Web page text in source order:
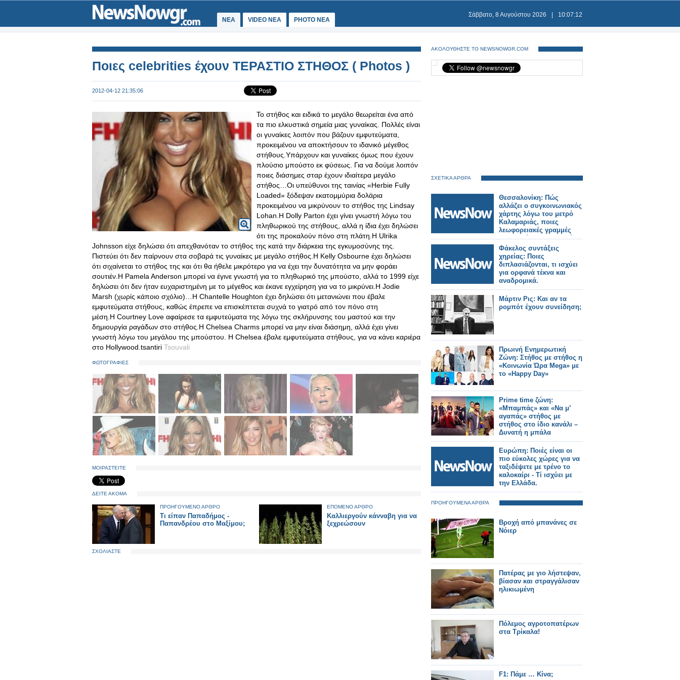
ΝΕΑ VIDEO NEA PHOTO NEA
Σάββατο, 8 Αυγούστου 2026 10:07:13
Ποιες celebrities έχουν ΤΕΡΑΣΤΙΟ ΣΤΗΘΟΣ ( Photos )
2012-04-12 21:35:06
Το στήθος και ειδικά το μεγάλο θεωρείται ένα από
τα πιο ελκυστικά σημεία μιας γυναίκας. Πολλές είναι
οι γυναίκες λοιπόν που βάζουν εμφυτεύματα,
προκειμένου να αποκτήσουν το ιδανικό μέγεθος
στήθους.Υπάρχουν και γυναίκες όμως που έχουν
πλούσιο μπούστο εκ φύσεως. Για να δούμε λοιπόν
ποιες διάσημες σταρ έχουν ιδιαίτερα μεγάλο
στήθος…Οι υπεύθυνοι της ταινίας «Herbie Fully
Loaded» ξόδεψαν εκατομμύρια δολάρια
προκειμένου να μικρύνουν το στήθος της Lindsay
Lohan.Η Dolly Parton έχει γίνει γνωστή λόγω του
πληθωρικού της στήθους, αλλά η ίδια έχει δηλώσει
ότι της προκαλούν πόνο στη πλάτη.Η Ulrika
Johnsson είχε δηλώσει ότι απεχθανόταν το στήθος της κατά την διάρκεια της εγκυμοσύνης της.
Πιστεύει ότι δεν παίρνουν στα σοβαρά τις γυναίκες με μεγάλο στήθος.Η Kelly Osbourne έχει δηλώσει
ότι σιχαίνεται το στήθος της και ότι θα ήθελε μικρότερο για να έχει την δυνατότητα να μην φοράει
σουτιέν.Η Pamela Anderson μπορεί να έγινε γνωστή για το πληθωρικό της μπούστο, αλλά το 1999 είχε
δηλώσει ότι δεν ήταν ευχαριστημένη με το μέγεθος και έκανε εγχείρηση για να το μικρύνει.Η Jodie
Marsh (χωρίς κάποιο σχόλιο)…H Chantelle Houghton έχει δηλώσει ότι μετανιώνει που έβαλε
εμφυτεύματα στήθους, καθώς έπρεπε να επισκέπτεται συχνά το γιατρό από τον πόνο στη
μέση.Η Courtney Love αφαίρεσε τα εμφυτεύματα της λόγω της σκλήρυνσης του μαστού και την
δημιουργία ραγάδων στο στήθος.Η Chelsea Charms μπορεί να μην είναι διάσημη, αλλά έχει γίνει
γνωστή λόγω του μεγάλου της μπούστου. Η Chelsea έβαλε εμφυτεύματα στήθους, για να κάνει καριέρα
στο Hollywood.tsantiri Tsouvali
ΦΩΤΟΓΡΑΦΙΕΣ
ΜΟΙΡΑΣΤΕΙΤΕ
ΔΕΙΤΕ ΑΚΟΜΑ
ΠΡΟΗΓΟΥΜΕΝΟ ΑΡΘΡΟ
Τι είπαν Παπαδήμος -
Παπανδρέου στο Μαξίμου;
ΕΠΟΜΕΝΟ ΑΡΘΡΟ
Καλλιεργούν κάνναβη για να
ξεχρεώσουν
ΣΧΟΛΙΑΣΤΕ
ΑΚΟΛΟΥΘΗΣΤΕ ΤΟ NEWSNOWGR.COM
ΣΧΕΤΙΚΑ ΑΡΘΡΑ
Θεσσαλονίκη: Πώς
αλλάζει ο συγκοινωνιακός
χάρτης λόγω του μετρό
Καλαμαριάς, ποιες
λεωφορειακές γραμμές
καταργούνται, ποιες νέες
θα λειτουργήσουν, ποιες
αλλάζουν.
Φάκελος συντάξεις
χηρείας: Ποιες
διπλασιάζονται, τι ισχύει
για ορφανά τέκνα και
αναδρομικά.
Μάρτιν Ρις: Και αν τα
ρομπότ έχουν συνείδηση;
Πρωινή Ενημερωτική
Ζώνη: Στήθος με στήθος η
«Κοινωνία Ώρα Mega» με
το «Happy Day»
Prime time ζώνη:
«Μπαμπάς» και «Να μ’
αγαπάς» στήθος με
στήθος στο ίδιο κανάλι –
Δυνατή η μπάλα
Ευρώπη: Ποιές είναι οι
πιο εύκολες χώρες για να
ταξιδέψετε με τρένο το
καλοκαίρι - Τί ισχύει με
την Ελλάδα.
ΠΡΟΗΓΟΥΜΕΝΑ ΑΡΘΡΑ
Βροχή από μπανάνες σε
Νόιερ
Πατέρας με γιο λήστεψαν,
βίασαν και στραγγάλισαν
ηλικιωμένη
Πόλεμος αγροτοπατέρων
στα Τρίκαλα!
F1: Πάμε … Κίνα;